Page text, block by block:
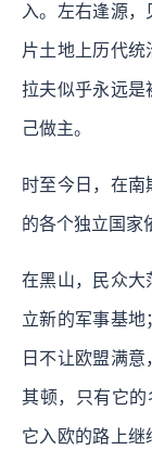
入。左右逢源
片土地上历代
拉夫似乎永远是
己做主。
时至今日，在
的各个独立国家
在黑山，民众大
立新的军事基
日不让欧盟满
其顿，只有它的
它入欧的路上